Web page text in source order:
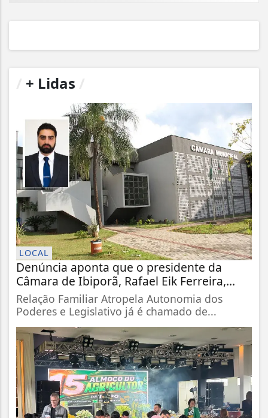
+ Lidas
LOCAL
Denúncia aponta que o presidente da
Câmara de Ibiporã, Rafael Eik Ferreira,...
Relação Familiar Atropela Autonomia dos
Poderes e Legislativo já é chamado de...